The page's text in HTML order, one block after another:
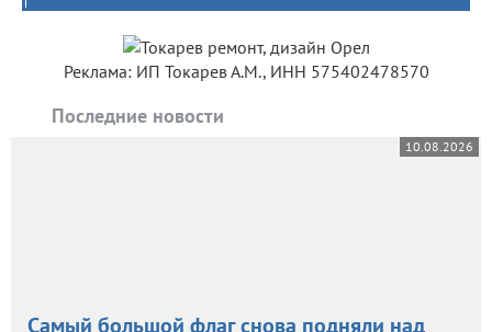
Реклама: ИП Токарев А.М., ИНН 575402478570
Последние новости
10.08.2026
Самый большой флаг снова подняли над